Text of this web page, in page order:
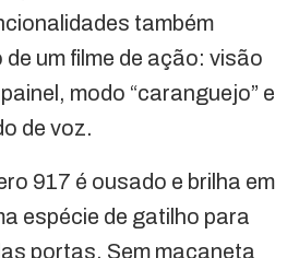
também
um filme de ação: visão
modo “caranguejo” e
de voz.
917 é ousado e brilha em
espécie de gatilho para
portas. Sem maçaneta